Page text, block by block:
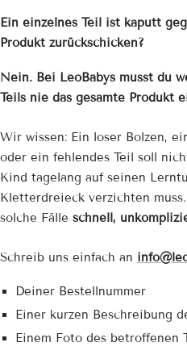
Ein einzelnes Teil ist kaputt
Produkt zurückschicken?
Nein. Bei LeoBabys musst du
Teils nie das gesamte Produkt
Wir wissen: Ein loser Bolzen,
oder ein fehlendes Teil soll
Kind tagelang auf seinen
Kletterdreieck verzichten
solche Fälle schnell,
Schreib uns einfach an
Deiner Bestellnummer
Einer kurzen Beschreibung
Einem Foto des betroffenen